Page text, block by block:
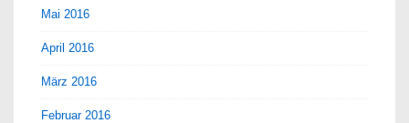
Mai 2016
April 2016
März 2016
Februar 2016